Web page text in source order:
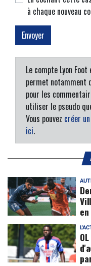
à chaque nouveau
Le compte Lyon Foot
permet notamment
pour les
utiliser le pseudo
Vous pouvez créer
ici.